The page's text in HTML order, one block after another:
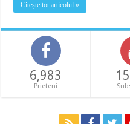
Citește tot articolul »
6,983
Prieteni